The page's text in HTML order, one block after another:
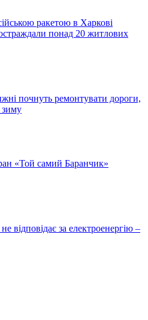
ракетою в Харкові
понад 20 житлових
почнуть ремонтувати дороги,
зиму
«Той самий Баранчик»
відповідає за електроенергію –